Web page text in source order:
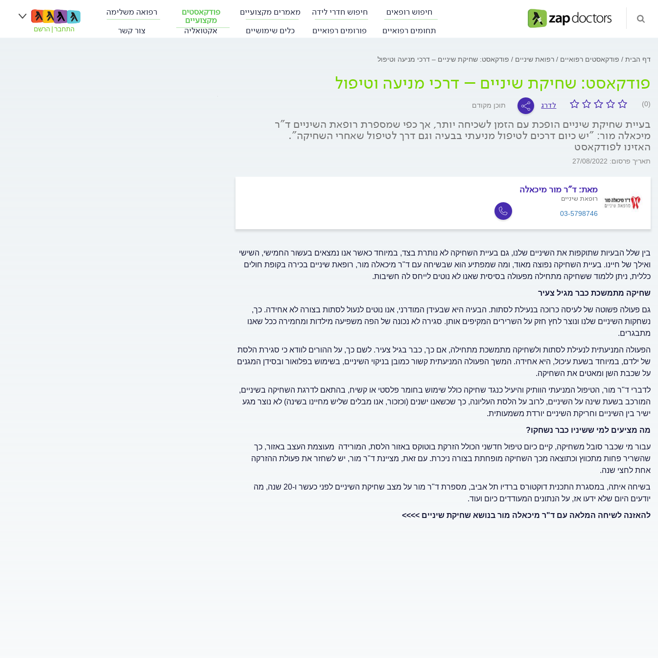
חיפוש רופאים חיפוש חדרי לידה מאמרים מקצועיים פודקאסטים
מקצועיים
רפואה משלימה
תחומים רפואיים
פורומים רפואיים כלים שימושיים אקטואליה צור קשר התחבר הרשם
דף הבית פודקאסטים רפואיים רפואת שיניים פודקאסט: שחיקת שיניים – דרכי מניעה וטיפול
פודקאסט: שחיקת שיניים – דרכי מניעה וטיפול
(0) לדרג תוכן מקודם
בעיית שחיקת שיניים הופכת עם הזמן לשכיחה יותר, אך כפי שמספרת רופאת השיניים ד"ר
מיכאלה מור: "יש כיום דרכים לטיפול מניעתי בבעיה וגם דרך לטיפול שאחרי השחיקה".
האזינו לפודקאסט
תאריך פרסום: 27/08/2022
מאת: ד"ר מור מיכאלה
רופאת שיניים
03-5798746
בין שלל הבעיות שתוקפות את השיניים שלנו, גם בעיית השחיקה לא נותרת בצד, במיוחד כאשר אנו נמצאים בעשור החמישי, השישי
ואילך של חיינו. בעיית השחיקה נפוצה מאוד, ומה שמפתיע הוא שבשיחה עם ד"ר מיכאלה מור, רופאת שיניים בכירה בקופת חולים
כללית, ניתן ללמוד ששחיקה מתחילה מפעולה בסיסית שאנו לא נוטים לייחס לה חשיבות.
שחיקה מתמשכת כבר מגיל צעיר
גם פעולה פשוטה של לעיסה כרוכה בנעילת לסתות. הבעיה היא שבעידן המודרני, אנו נוטים לנעול לסתות בצורה לא אחידה. כך,
נשחקות השיניים שלנו ונוצר לחץ חזק על השרירים המקיפים אותן. סגירה לא נכונה של הפה משפיעה מילדות ומחמירה ככל שאנו
מתבגרים.
הפעולה המניעתית לנעילת לסתות ולשחיקה מתמשכת מתחילה, אם כך, כבר בגיל צעיר. לשם כך, על ההורים לוודא כי סגירת הלסת
של ילדם, במיוחד בשעת עיכול, היא אחידה. המשך הפעולה המניעתית קשור כמובן בניקוי השיניים, בשימוש בפלואור ובסידן המגנים
על שכבת השן ומאטים את השחיקה.
לדברי ד"ר מור, הטיפול המניעתי הוותיק והיעיל כנגד שחיקה כולל שימוש בחומר פלסטי או קשיח, בהתאם לדרגת השחיקה בשיניים,
המורכב בשעת שינה על השיניים, לרוב על הלסת העליונה, כך שכשאנו ישנים (וכזכור, אנו מבלים שליש מחיינו בשינה) לא נוצר מגע
ישיר בין השיניים וחריקת השיניים יורדת משמעותית.
מה מציעים למי ששיניו כבר נשחקו?
עבור מי שכבר סובל משחיקה, קיים כיום טיפול חדשני הכולל הזרקת בוטוקס באזור הלסת, המורידה מעוצמת העצב באזור, כך
שהשריר פחות מתכווץ וכתוצאה מכך השחיקה מופחתת בצורה ניכרת. עם זאת, מציינת ד"ר מור, יש לשחזר את פעולת ההזרקה
אחת לחצי שנה.
בשיחה איתה, במסגרת התכנית דוקטורס ברדיו תל אביב, מספרת ד"ר מור על מצב שחיקת השיניים לפני כעשר ו-20 שנה, מה
יודעים היום שלא ידעו אז, על הנתונים המעודדים כיום ועוד.
להאזנה לשיחה המלאה עם ד"ר מיכאלה מור בנושא שחיקת שיניים >>>>